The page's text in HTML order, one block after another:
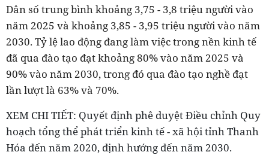
Dân số trung bình khoảng 3,75 - 3,8 triệu người vào
năm 2025 và khoảng 3,85 - 3,95 triệu người vào năm
2030. Tỷ lệ lao động đang làm việc trong nền kinh tế
đã qua đào tạo đạt khoảng 80% vào năm 2025 và
90% vào năm 2030, trong đó qua đào tạo nghề đạt
lần lượt là 63% và 70%.
XEM CHI TIẾT: Quyết định phê duyệtĐiều chỉnh Quy
hoạch tổng thể phát triển kinh tế - xã hội tỉnh Thanh
Hóa đến năm 2020, định hướng đến năm 2030.